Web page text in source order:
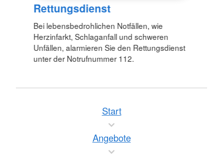
Rettungsdienst
Bei lebensbedrohlichen Notfällen, wie
Herzinfarkt, Schlaganfall und schweren
Unfällen, alarmieren Sie den Rettungsdienst
unter der Notrufnummer 112.
Start
Angebote